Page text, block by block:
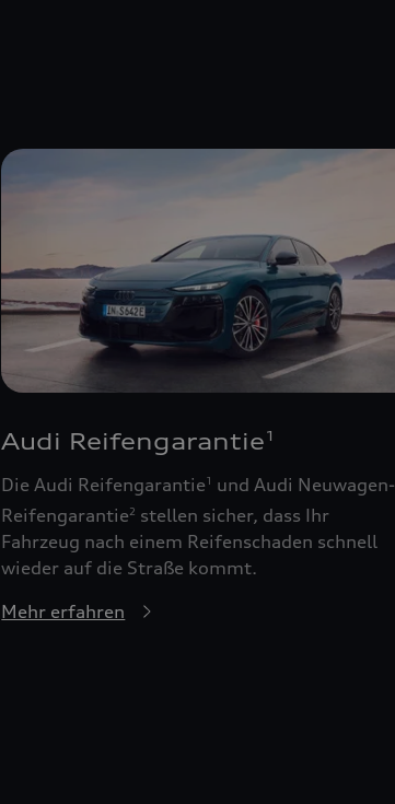
Audi Reifengarantie 1
Die Audi Reifengarantie1
und Audi Neuwagen-
Reifengarantie2 stellen sicher, dass Ihr
Fahrzeug nach einem Reifenschaden schnell
wieder auf die Straße kommt.
Mehr erfahren